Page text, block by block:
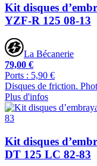
Kit disques
YZF-R 125 08-13
La Bécanerie
79,00 €
Ports : 5,90 €
Disques de friction.
Plus d'infos
Kit disques
DT 125 LC 82-83